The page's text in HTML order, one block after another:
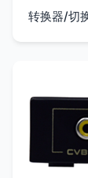
转换器/切